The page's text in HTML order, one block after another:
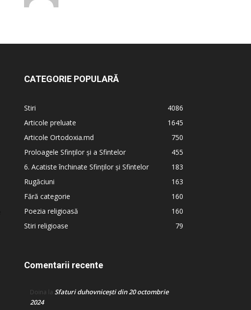
CATEGORIE POPULARĂ
Stiri
4086
Articole preluate
1645
Articole Ortodoxia.md
750
Proloagele Sfinților și a Sfintelor
455
6. Acatiste închinate Sfinților și Sfintelor
183
Rugăciuni
163
Fără categorie
160
Poezia religioasă
160
Stiri religioase
79
Comentarii recente
Doina la Sfaturi duhovnicești din 20 octombrie
2024